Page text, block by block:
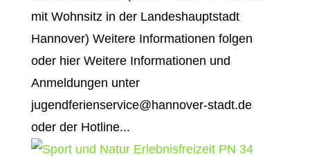
mit Wohnsitz in der Landeshauptstadt
Hannover) Weitere Informationen folgen
oder hier Weitere Informationen und
Anmeldungen unter
jugendferienservice@hannover-stadt.de
oder der Hotline...